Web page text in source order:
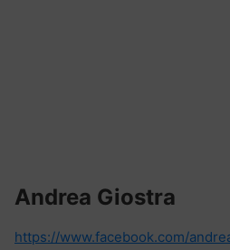
Andrea Giostra
https://www.facebook.com/